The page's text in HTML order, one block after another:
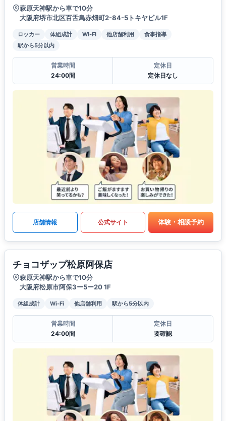
萩原天神駅から車で10分
大阪府堺市北区百舌鳥赤畑町2-84-5トキヤビル1F
ロッカー 体組成計 Wi-Fi 他店舗利用
食事指導
駅から5分以内
営業時間
24:00間
定休日
定休日なし
店舗情報 公式サイト 体験・相談予約
チョコザップ松原阿保店
萩原天神駅から車で10分
大阪府松原市阿保3ー5ー20 1F
体組成計 Wi-Fi 他店舗利用 駅から5分以内
営業時間
24:00間
定休日
要確認